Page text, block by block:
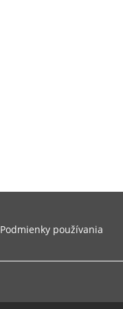
Podmienky používania